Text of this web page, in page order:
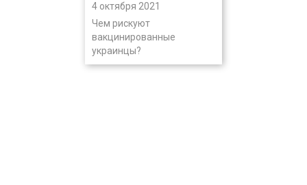
4 октября 2021
Чем рискуют
вакцинированные
украинцы?